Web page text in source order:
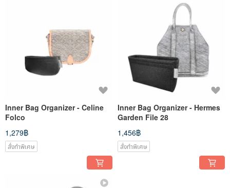
Inner Bag Organizer - Celine
Folco
1,279฿
สั่งทำพิเศษ
Inner Bag Organizer - Hermes
Garden File 28
1,456฿
สั่งทำพิเศษ